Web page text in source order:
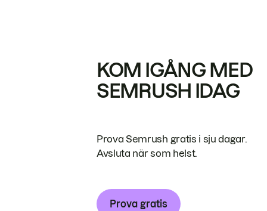
KOM IGÅNG MED
SEMRUSH IDAG
Prova Semrush gratis i sju dagar.
Avsluta när som helst.
Prova gratis